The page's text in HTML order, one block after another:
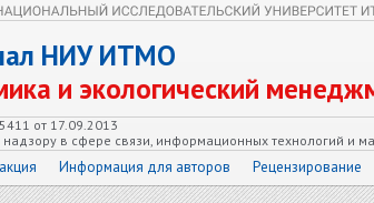
НИУ ИТМО
и экологический
от 17.09.2013
в сфере связи, информационных технологий и
Информация для авторов Рецензирование